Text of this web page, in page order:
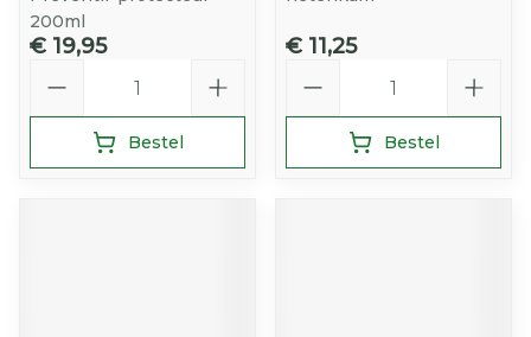
200ml
€ 19,95
Bestel
€ 11,25
Bestel